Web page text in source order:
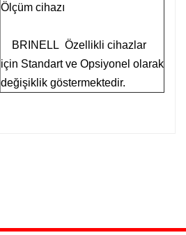
Ölçüm cihazı
BRINELL Özellikli cihazlar
için Standart ve Opsiyonel olarak
değişiklik göstermektedir.